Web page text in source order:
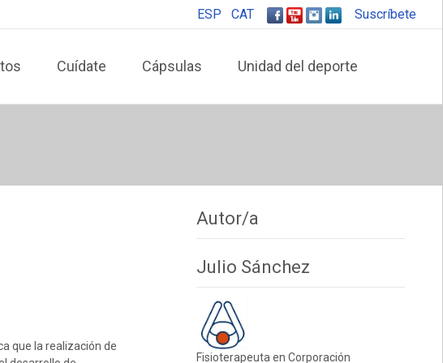
ESP CAT Suscríbete
Cuídate Cápsulas Unidad del deporte
que la realización de
Autor/a
Julio Sánchez
Fisioterapeuta en Corporación